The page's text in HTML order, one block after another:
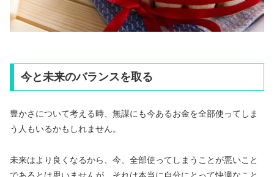
今と未来のバランスを取る
豊かさについて考える時、無謀にも今あるお金を全部使ってしま
う人もいるかもしれません。
未来はより良くなるから、今、全部使ってしまうことが悪いこと
であるとは思いませんが、それは本当に自分にとって快適なこと